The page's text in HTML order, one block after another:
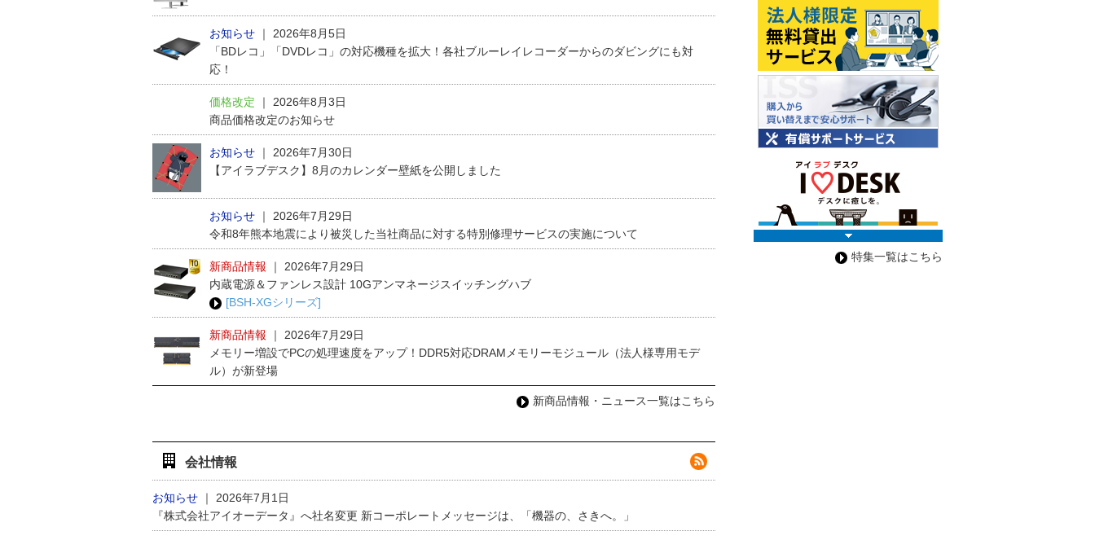
お知らせ ｜
2026年8月5日
「BDレコ」「DVDレコ」の対応機種を拡大！各社ブルーレイレコーダーからのダビングにも対
応！
価格改定 ｜
2026年8月3日
商品価格改定のお知らせ
お知らせ ｜
2026年7月30日
【アイラブデスク】8月のカレンダー壁紙を公開しました
お知らせ ｜
2026年7月29日
令和8年熊本地震により被災した当社商品に対する特別修理サービスの実施について
新商品情報 ｜
2026年7月29日
内蔵電源＆ファンレス設計 10Gアンマネージスイッチングハブ
[BSH-XGシリーズ]
新商品情報 ｜
2026年7月29日
メモリー増設でPCの処理速度をアップ！DDR5対応DRAMメモリーモジュール（法人様専用モデ
ル）が新登場
新商品情報・ニュース一覧はこちら
会社情報
お知らせ ｜
2026年7月1日
『株式会社アイオーデータ』へ社名変更 新コーポレートメッセージは、「機器の、さきへ。」
特集一覧はこちら